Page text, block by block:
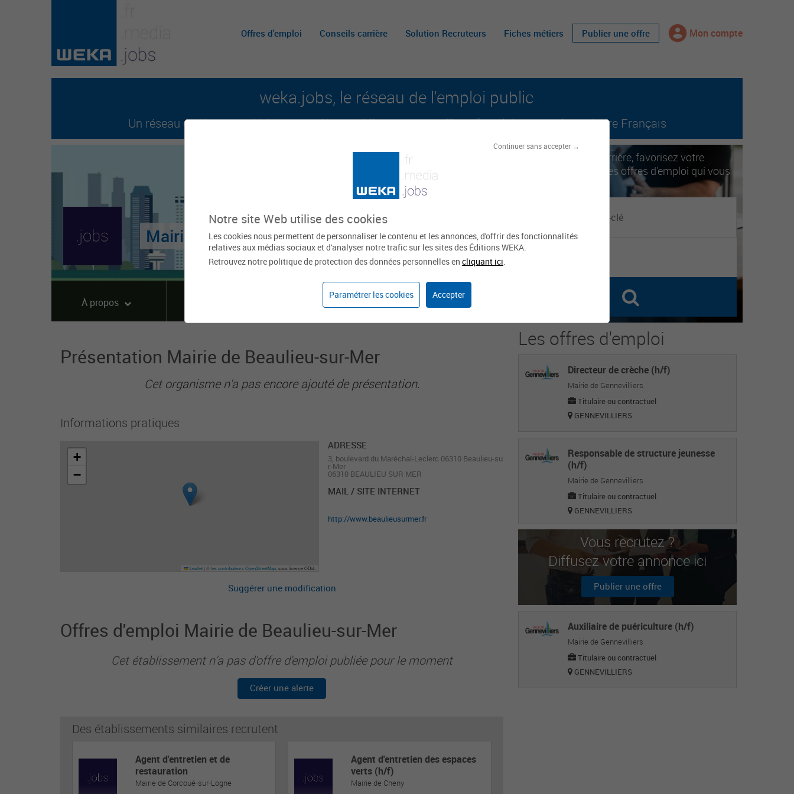
Continuer sans accepter →
Notre site Web utilise des cookies
Les cookies nous permettent de personnaliser le contenu et les annonces, d'offrir des fonctionnalités
relatives aux médias sociaux et d'analyser notre trafic sur les sites des Éditions WEKA.
Retrouvez notre politique de protection des données personnelles en cliquant ici
Paramétrer les cookies Accepter
Offres d'emploi Conseils carrière Solution Recruteurs Fiches métiers Publier une offre Mon compte
weka.jobs, le réseau de l'emploi public
Un réseau entièrement dédié aux carrières publiques et aux offres d'emploi sur tout le territoire Français
Mairie de Beaulieu-sur-Mer
À propos 1
Agent sur weka.jobs
Présentation Mairie de Beaulieu-sur-Mer
Cet organisme n'a pas encore ajouté de présentation.
Informations pratiques
+
−
Leaflet ©les contributeurs OpenStreetMap, sous licence ODbL
ADRESSE
3, boulevard du Maréchal-Leclerc 06310 Beaulieu-su
r-Mer
06310 BEAULIEU SUR MER
MAIL / SITE INTERNET
http://www.beaulieusurmer.fr
Suggérer une modification
Offres d'emploi Mairie de Beaulieu-sur-Mer
Cet établissement n'a pas d'offre d'emploi publiée pour le moment
Créer une alerte
Des établissements similaires recrutent
Agent d'entretien et de
restauration
Mairie de Corcoué-sur-Logne
Agent d'entretien des espaces
verts (h/f)
Mairie de Cheny
Accélérez votre carrière, favorisez votre
mobilité. Trouvez les offres d'emploi qui vous
Les offres d'emploi
Directeur de crèche (h/f)
Mairie de Gennevilliers
Titulaire ou contractuel
GENNEVILLIERS
Responsable de structure jeunesse
(h/f)
Mairie de Gennevilliers
Titulaire ou contractuel
GENNEVILLIERS
Vous recrutez ?
Diffusez votre annonce ici
Publier une offre
Auxiliaire de puériculture (h/f)
Mairie de Gennevilliers
Titulaire ou contractuel
GENNEVILLIERS